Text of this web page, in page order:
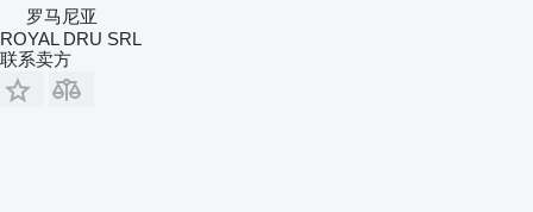
罗马尼亚
ROYAL DRU SRL
联系卖方